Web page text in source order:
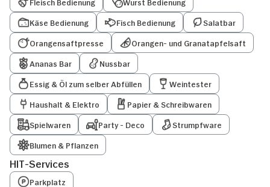
Käse Bedienung
Fisch Bedienung
Salatbar
Orangensaftpresse
Orangen- und Granatapfelsaft
Ananas Bar
Nussbar
Essig & Öl zum selber Abfüllen
Weintester
Haushalt & Elektro
Papier & Schreibwaren
Spielwaren
Party - Deco
Strumpfware
Blumen & Pflanzen
HIT-Services
Parkplatz